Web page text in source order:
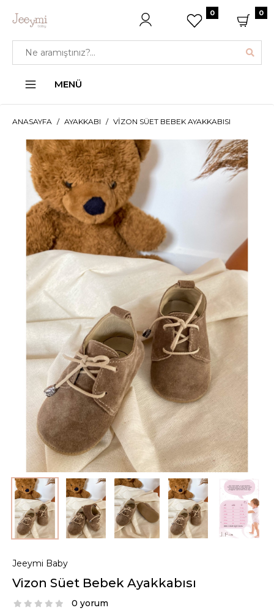
0 0
MENÜ
ANASAYFA AYAKKABI VIZON SÜET BEBEK AYAKKABISI
Jeeymi Baby
Vizon Süet Bebek Ayakkabısı
0 yorum